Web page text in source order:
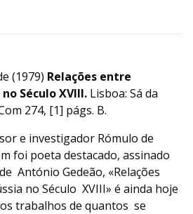
(1979) Relações entre
Século XVIII. Lisboa: Sá da
274, [1] págs. B.
e investigador Rómulo de
foi poeta destacado, assinado
António Gedeão, «Relações
no Século XVIII» é ainda hoje
trabalhos de quantos se